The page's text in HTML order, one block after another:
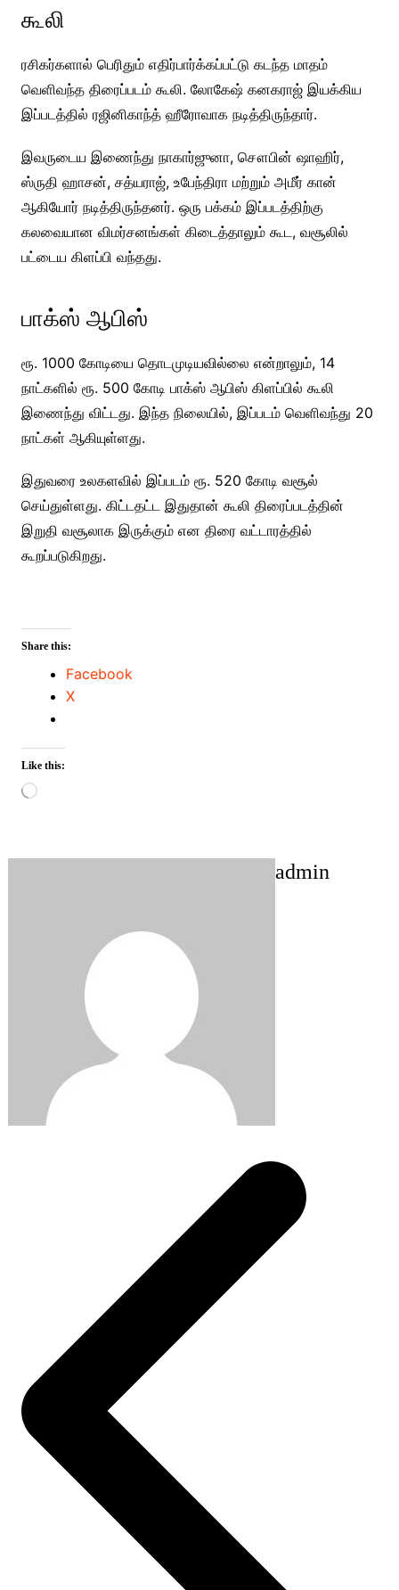
கூலி
ரசிகர்களால் பெரிதும் எதிர்பார்க்கப்பட்டு கடந்த மாதம்
வெளிவந்த திரைப்படம் கூலி. லோகேஷ் கனகராஜ் இயக்கிய
இப்படத்தில் ரஜினிகாந்த் ஹீரோவாக நடித்திருந்தார்.
இவருடைய இணைந்து நாகார்ஜுனா, சௌபின் ஷாஹிர்,
ஸ்ருதி ஹாசன், சத்யராஜ், உபேந்திரா மற்றும் அமீர் கான்
ஆகியோர் நடித்திருந்தனர். ஒரு பக்கம் இப்படத்திற்கு
கலவையான விமர்சனங்கள் கிடைத்தாலும் கூட, வசூலில்
பட்டைய கிளப்பி வந்தது.
பாக்ஸ் ஆபிஸ்
ரூ. 1000 கோடியை தொடமுடியவில்லை என்றாலும், 14
நாட்களில் ரூ. 500 கோடி பாக்ஸ் ஆபிஸ் கிளப்பில் கூலி
இணைந்து விட்டது. இந்த நிலையில், இப்படம் வெளிவந்து 20
நாட்கள் ஆகியுள்ளது.
இதுவரை உலகளவில் இப்படம் ரூ. 520 கோடி வசூல்
செய்துள்ளது. கிட்டதட்ட இதுதான் கூலி திரைப்படத்தின்
இறுதி வசூலாக இருக்கும் என திரை வட்டாரத்தில்
கூறப்படுகிறது.
Share this:
Facebook
X
Like this:
Loading…
admin